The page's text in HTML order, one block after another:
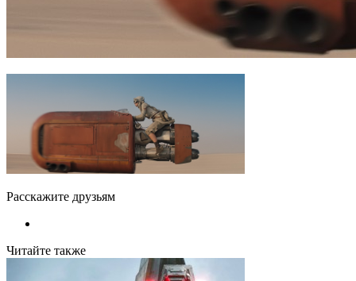
Расскажите друзьям
Читайте также